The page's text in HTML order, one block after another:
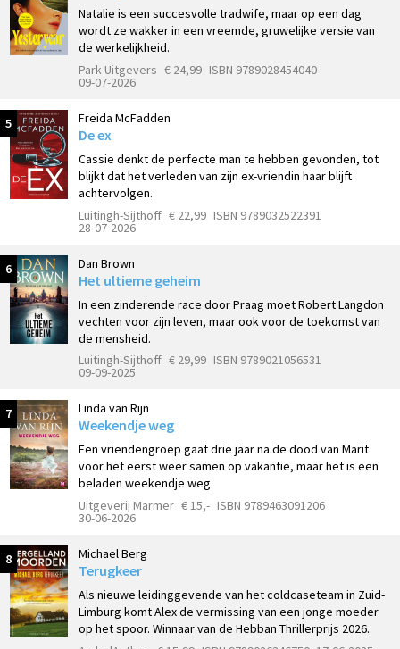
Natalie is een succesvolle tradwife, maar op een dag
wordt ze wakker in een vreemde, gruwelijke versie van
de werkelijkheid.
Park Uitgevers € 24,99 ISBN 9789028454040
09-07-2026
5 Freida McFadden
De ex
Cassie denkt de perfecte man te hebben gevonden, tot
blijkt dat het verleden van zijn ex-vriendin haar blijft
achtervolgen.
Luitingh-Sijthoff € 22,99 ISBN 9789032522391
28-07-2026
6 Dan Brown
Het ultieme geheim
In een zinderende race door Praag moet Robert Langdon
vechten voor zijn leven, maar ook voor de toekomst van
de mensheid.
Luitingh-Sijthoff € 29,99 ISBN 9789021056531
09-09-2025
7 Linda van Rijn
Weekendje weg
Een vriendengroep gaat drie jaar na de dood van Marit
voor het eerst weer samen op vakantie, maar het is een
beladen weekendje weg.
Uitgeverij Marmer € 15,- ISBN 9789463091206
30-06-2026
8 Michael Berg
Terugkeer
Als nieuwe leidinggevende van het coldcaseteam in Zuid-
Limburg komt Alex de vermissing van een jonge moeder
op het spoor. Winnaar van de Hebban Thrillerprijs 2026.